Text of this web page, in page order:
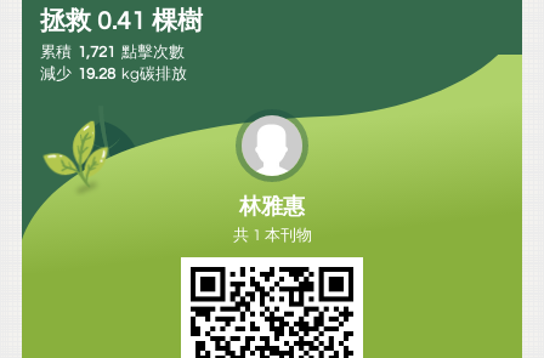
拯救 0.41 棵樹
累積 1,721 點擊次數
減少 19.28 kg碳排放
林雅惠
共 1 本刊物